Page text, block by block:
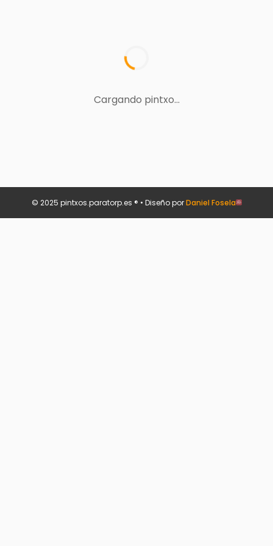
Cargando pintxo...
© 2025 pintxos.paratorp.es ® • Diseño porDaniel Fosela